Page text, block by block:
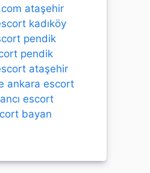
ataşehir
kadıköy
pendik
pendik
ataşehir
ankara escort
escort
bayan